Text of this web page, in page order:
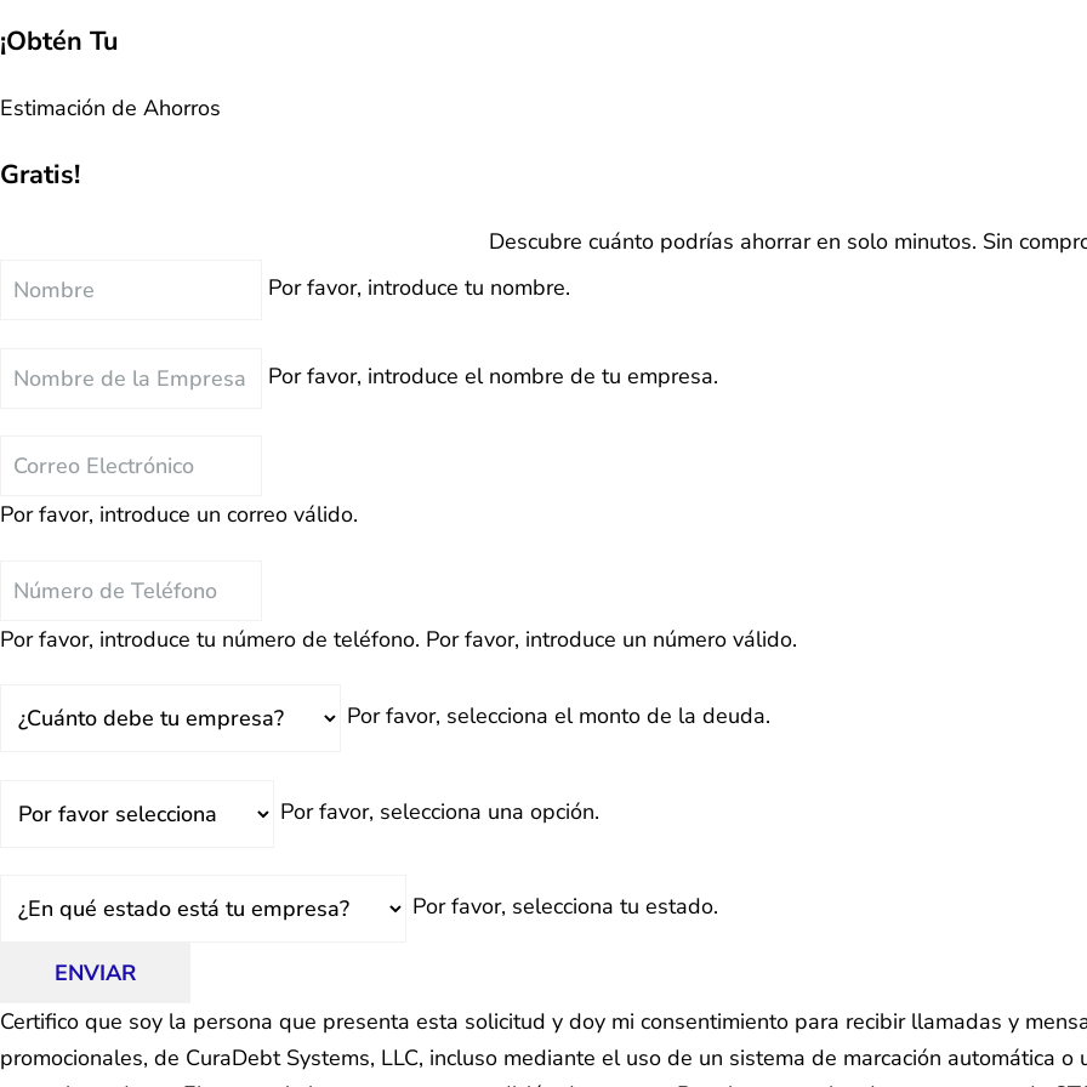
¡Obtén Tu
Estimación de Ahorros
Gratis!
Descubre cuánto podrías ahorrar en solo minutos. Sin
Nombre
Por favor, introduce tu nombre.
Nombre
Empresa
Por favor, introduce el nombre de tu empresa.
Correo
Por favor, introduce un correo válido.
Teléfono
Por favor, introduce tu número de teléfono. Por favor, introduce un número válido.
Deuda
Por favor, selecciona el monto de la deuda.
Por favor, selecciona una opción.
Por favor, selecciona tu estado.
ENVIAR
Certifico que soy la persona que presenta esta solicitud y doy mi consentimiento para recibir llamadas y
promocionales, de CuraDebt Systems, LLC, incluso mediante el uso de un sistema de marcación automática